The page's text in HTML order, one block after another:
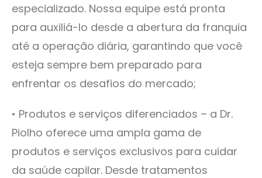
especializado. Nossa equipe está pronta
para auxiliá-lo desde a abertura da franquia
até a operação diária, garantindo que você
esteja sempre bem preparado para
enfrentar os desafios do mercado;
• Produtos e serviços diferenciados – a Dr.
Piolho oferece uma ampla gama de
produtos e serviços exclusivos para cuidar
da saúde capilar. Desde tratamentos